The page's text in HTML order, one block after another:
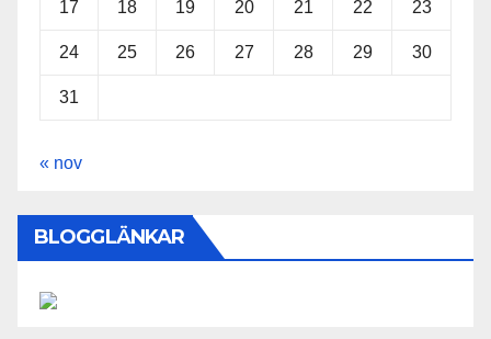
17 18 19 20 21 22 23
24 25 26 27 28 29 30
31
« nov
BLOGGLÄNKAR